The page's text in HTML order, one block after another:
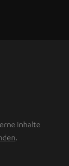
Inhalte
.